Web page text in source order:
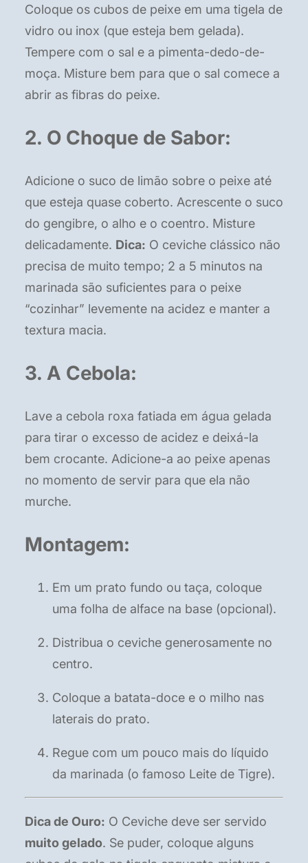
Coloque os cubos de peixe em uma tigela de
vidro ou inox (que esteja bem gelada).
Tempere com o sal e a pimenta-dedo-de-
moça. Misture bem para que o sal comece a
abrir as fibras do peixe.
2. O Choque de Sabor:
Adicione o suco de limão sobre o peixe até
que esteja quase coberto. Acrescente o suco
do gengibre, o alho e o coentro. Misture
delicadamente. Dica: O ceviche clássico não
precisa de muito tempo; 2 a 5 minutos na
marinada são suficientes para o peixe
“cozinhar” levemente na acidez e manter a
textura macia.
3. A Cebola:
Lave a cebola roxa fatiada em água gelada
para tirar o excesso de acidez e deixá-la
bem crocante. Adicione-a ao peixe apenas
no momento de servir para que ela não
murche.
Montagem:
Em um prato fundo ou taça, coloque
uma folha de alface na base (opcional).
Distribua o ceviche generosamente no
centro.
Coloque a batata-doce e o milho nas
laterais do prato.
Regue com um pouco mais do líquido
da marinada (o famoso Leite de Tigre).
Dica de Ouro: O Ceviche deve ser servido
muito gelado. Se puder, coloque alguns